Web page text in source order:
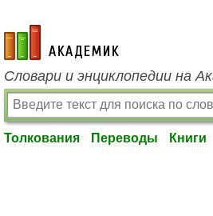
academic.ru
Словари и энциклопедии на
Толкования Переводы Книги